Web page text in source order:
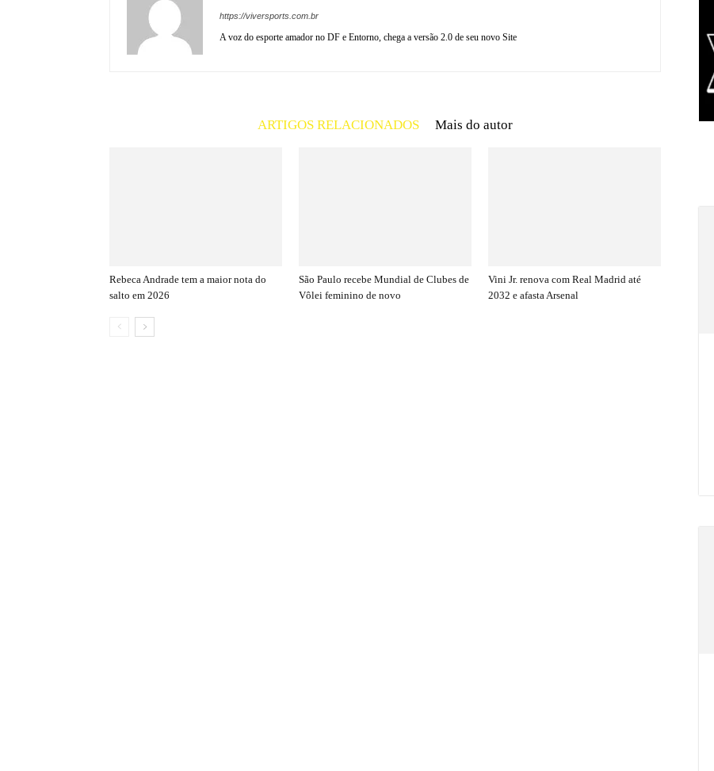
https://viversports.com.br
A voz do esporte amador no DF e Entorno, chega a versão 2.0 de seu novo Site
ARTIGOS RELACIONADOS Mais do autor
Rebeca Andrade tem a maior nota do
salto em 2026
São Paulo recebe Mundial de Clubes de
Vôlei feminino de novo
Vini Jr. renova com Real Madrid até
2032 e afasta Arsenal